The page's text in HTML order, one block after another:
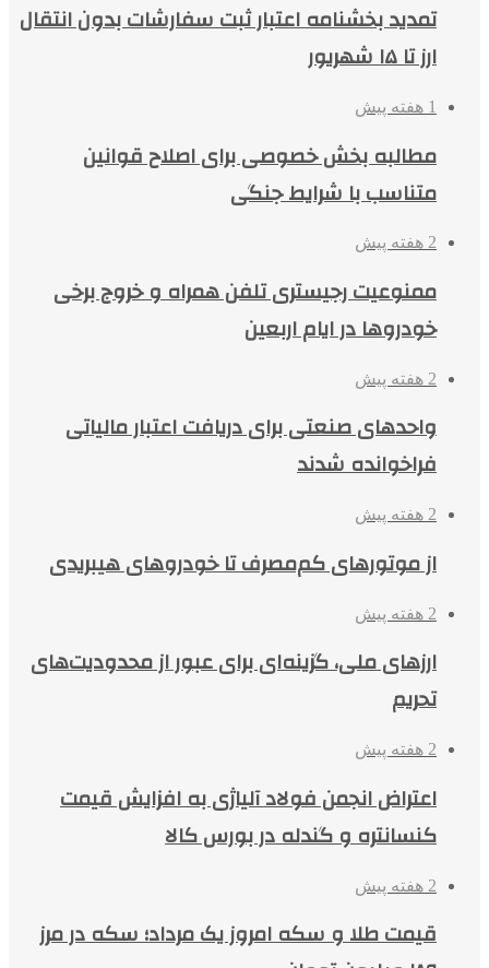
تمدید بخشنامه اعتبار ثبت سفارشات بدون انتقال
ارز تا ۱۵ شهریور
1 هفته پیش
مطالبه بخش خصوصی برای اصلاح قوانین
متناسب با شرایط جنگی
2 هفته پیش
ممنوعیت رجیستری تلفن همراه و خروج برخی
خودروها در ایام اربعین
2 هفته پیش
واحدهای صنعتی برای دریافت اعتبار مالیاتی
فراخوانده شدند
2 هفته پیش
از موتورهای کم‌مصرف تا خودروهای هیبریدی
2 هفته پیش
ارزهای ملی، گزینه‌ای برای عبور از محدودیت‌های
تحریم
2 هفته پیش
اعتراض انجمن فولاد آلیاژی به افزایش قیمت
کنسانتره و گندله در بورس کالا
2 هفته پیش
قیمت طلا و سکه امروز یک مرداد؛ سکه در مرز